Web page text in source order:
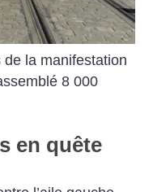
la manifestation
8 000
en quête